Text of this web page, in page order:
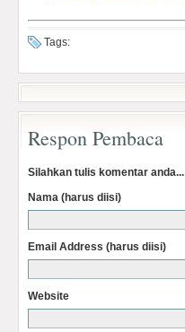
Tags:
Respon Pembaca
Silahkan tulis komentar anda...
Nama (harus diisi)
Email Address (harus diisi)
Website